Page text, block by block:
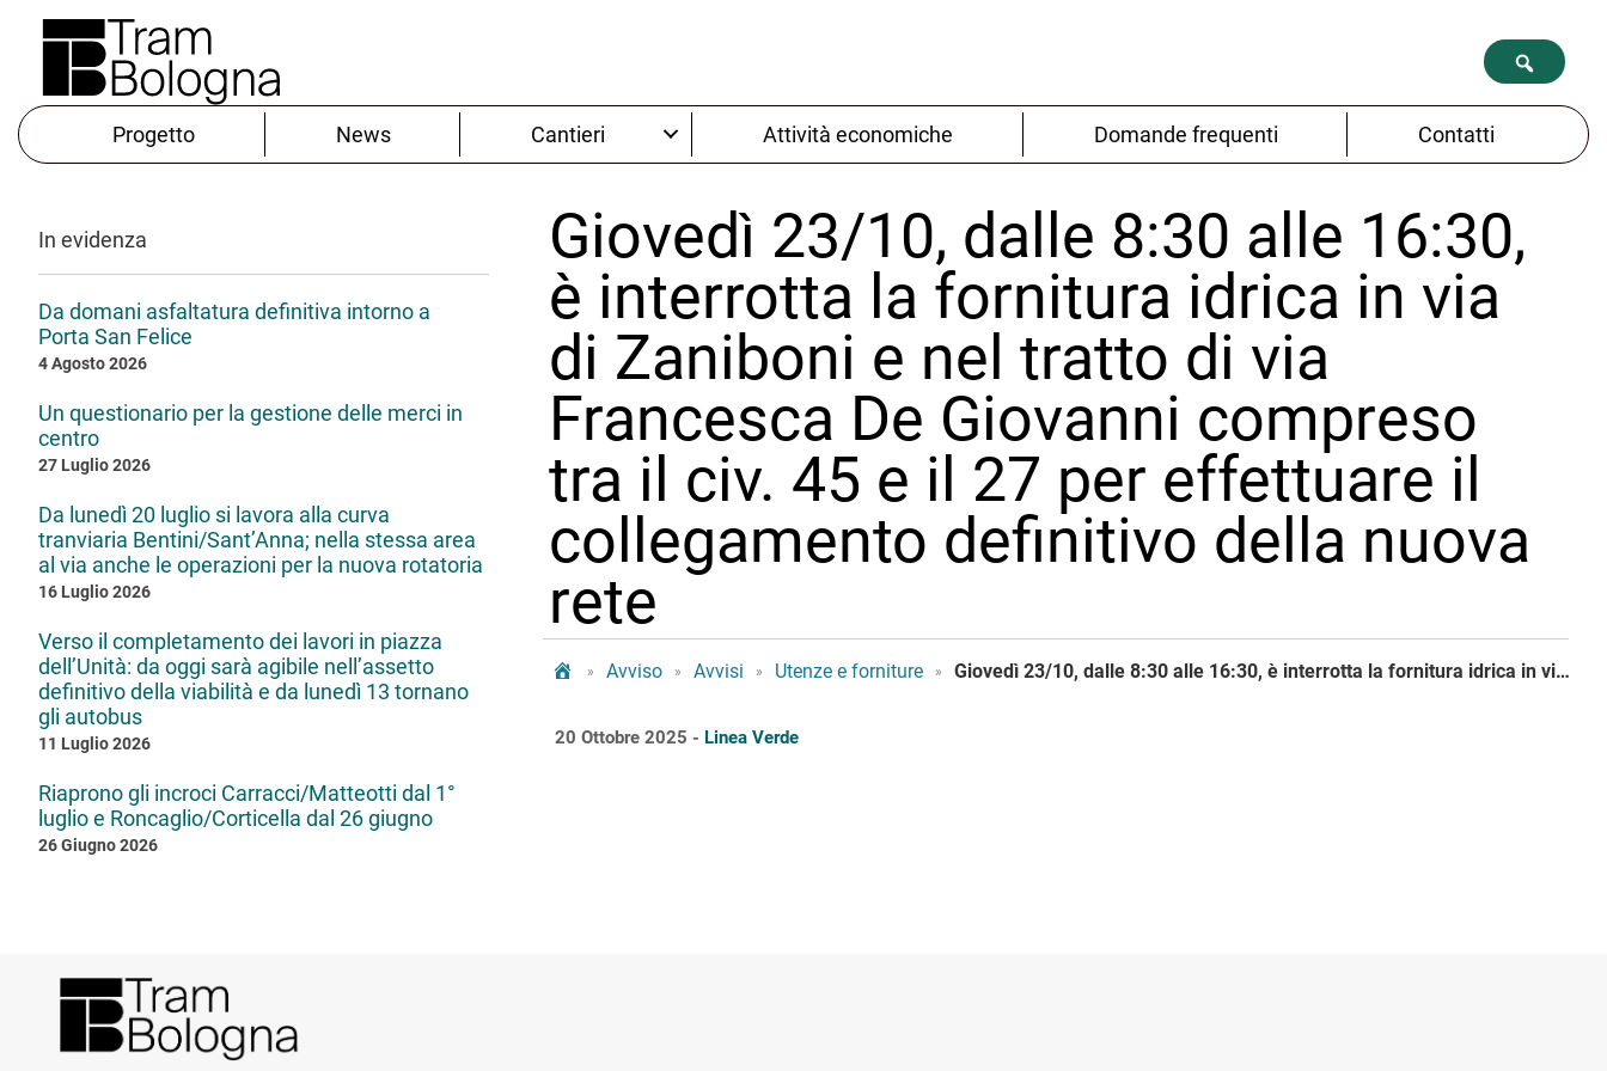
Progetto News Cantieri Attività economiche Domande frequenti Contatti
In evidenza
Da domani asfaltatura definitiva intorno a
Porta San Felice
4 Agosto 2026
Un questionario per la gestione delle merci in
centro
27 Luglio 2026
Da lunedì 20 luglio si lavora alla curva
tranviaria Bentini/Sant’Anna; nella stessa area
al via anche le operazioni per la nuova rotatoria
16 Luglio 2026
Verso il completamento dei lavori in piazza
dell’Unità: da oggi sarà agibile nell’assetto
definitivo della viabilità e da lunedì 13 tornano
gli autobus
11 Luglio 2026
Riaprono gli incroci Carracci/Matteotti dal 1°
luglio e Roncaglio/Corticella dal 26 giugno
26 Giugno 2026
Giovedì 23/10, dalle 8:30 alle 16:30,
è interrotta la fornitura idrica in via
di Zaniboni e nel tratto di via
Francesca De Giovanni compreso
tra il civ. 45 e il 27 per effettuare il
collegamento definitivo della nuova
rete
Tram Bologna
» Avviso » Avvisi » Utenze e forniture » Giovedì 23/10, dalle 8:30 alle 16:30, è interrotta la fornitura idrica in via di Zaniboni e nel tratto di via Francesca De Giovanni compreso tra il civ. 45 e il 27 per effettuare il collegamento definitivo della nuova rete
20 Ottobre 2025 - Linea Verde